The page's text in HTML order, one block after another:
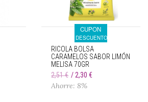
CUPON
DESCUENTO
RICOLA BOLSA
CARAMELOS SABOR LIMÓN
MELISA 70GR
2,51 €
2,30 €
Ahorre: 8%